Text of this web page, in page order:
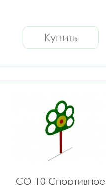
Купить
СО-10 Спортивное